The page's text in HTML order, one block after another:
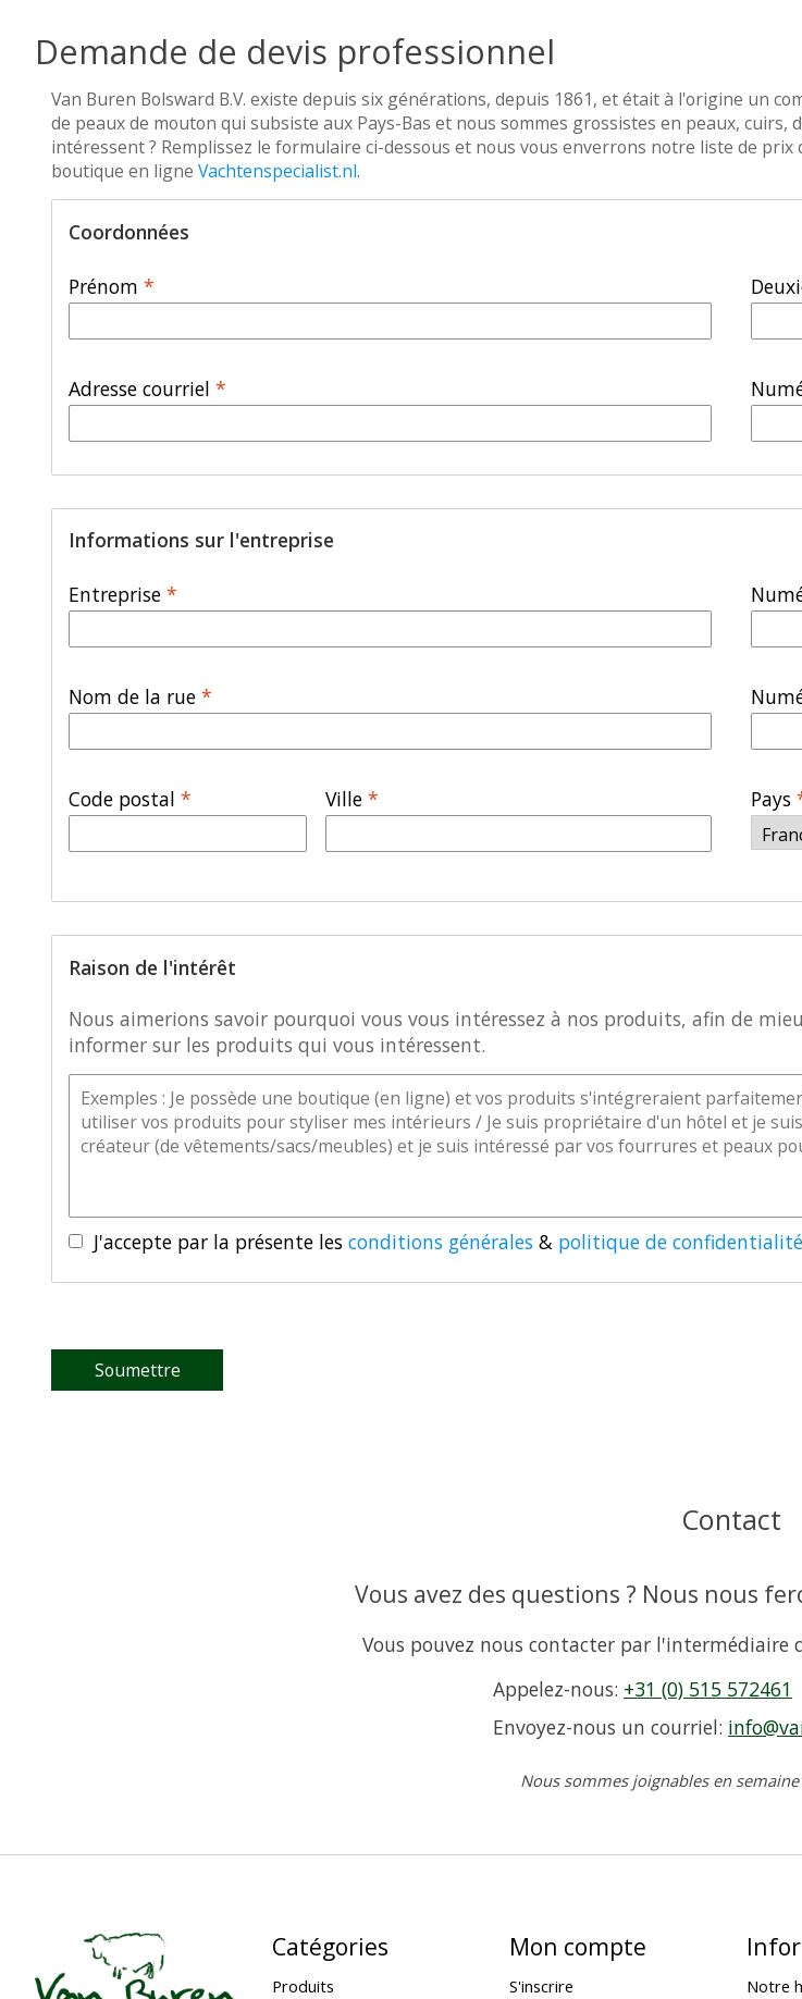
Demande de devis professionnel
Van Buren Bolsward B.V. existe depuis six générations, depuis 1861, et était à l'origine un
de peaux de mouton qui subsiste aux Pays-Bas et nous sommes grossistes en peaux,
intéressent ? Remplissez le formulaire ci-dessous et nous vous enverrons notre liste de
boutique en ligne Vachtenspecialist.nl.
Coordonnées
Prénom *
Adresse courriel *
Informations sur l'entreprise
Entreprise *
Nom de la rue *
Code postal * Ville* Pays
Raison de l'intérêt
Nous aimerions savoir pourquoi vous vous intéressez à nos produits, afin de
informer sur les produits qui vous intéressent.
J'accepte par la présente les conditions générales & politique de confidentialité
Soumettre
Contact
Vous avez des questions ? Nous nous
Vous pouvez nous contacter par l'intermédiaire
Appelez-nous: +31 (0) 515 572461
Envoyez-nous un courriel:
Nous sommes joignables en semaine
Catégories
Produits
Mon compte
S'inscrire Notre